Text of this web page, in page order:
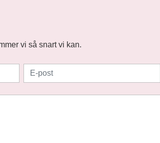
vi så snart vi kan.